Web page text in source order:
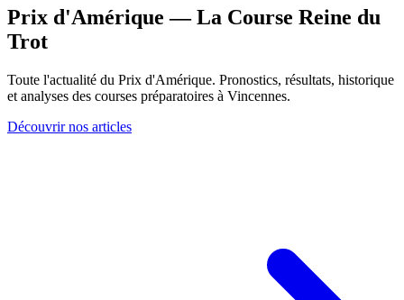
Prix d'Amérique — La Course Reine du
Trot
Toute l'actualité du Prix d'Amérique. Pronostics, résultats, historique
et analyses des courses préparatoires à Vincennes.
Découvrir nos articles